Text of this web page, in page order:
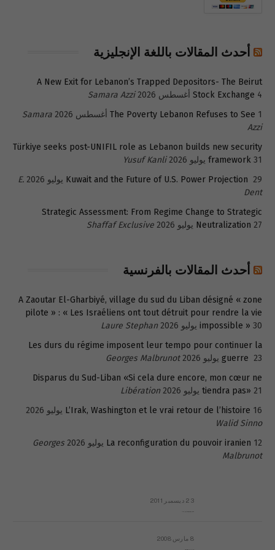
أحدث المقالات باللغة الإنجليزية
A New Exit for Lebanon’s Trapped Depositors- The Beirut
Stock Exchange 4 أغسطس 2026
Samara Azzi
The Poverty Lebanon Refuses to See 1 أغسطس 2026
Samara
Azzi
Türkiye seeks post-UNIFIL role as Lebanon builds new security
framework 31 يوليو 2026
Yusuf Kanli
Kuwait and the Future of U.S. Power Projection 29 يوليو 2026
E.
Dent
Strategic Assessment: From Regime Change to Strategic
Neutralization 27 يوليو 2026 Shaffaf Exclusive
أحدث المقالات بالفرنسية
A Zaoutar El-Gharbiyé, village du sud du Liban désigné « zone
pilote » : « Les Israéliens ont tout détruit pour rendre la vie
impossible » 30 يوليو 2026
Laure Stephan
Les durs du régime imposent leur tempo pour continuer la
guerre 23 يوليو 2026
Georges Malbrunot
Disparus du Sud-Liban «Si cela dure encore, mon cœur ne
tiendra pas» 21 يوليو 2026
Libération
L’Irak, Washington et le vrai retour de l’histoire 16 يوليو 2026
Walid Sinno
La reconfiguration du pouvoir iranien 12 يوليو 2026
Georges
Malbrunot
23 ديسمبر 2011
8 مارس 2008